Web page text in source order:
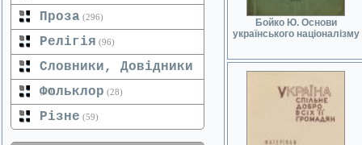
Проза (296)
Релігія (96)
Словники, Довідники
(20)
Фольклор (28)
Різне (59)
Бойко Ю. Основи
українського націоналізму